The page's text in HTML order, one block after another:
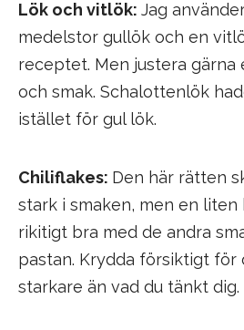
Lök och vitlök: Jag
medelstor gullök och en
receptet. Men justera
och smak. Schalottenlök
istället för gul lök.
Chiliflakes: Den här rätten
stark i smaken, men en liten
rikitigt bra med de andra
pastan. Krydda försiktigt
starkare än vad du tänkt dig.